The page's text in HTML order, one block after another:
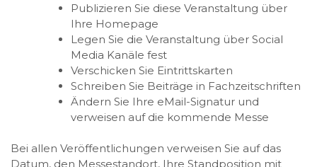
Publizieren Sie diese Veranstaltung über
Ihre Homepage
Legen Sie die Veranstaltung über Social
Media Kanäle fest
Verschicken Sie Eintrittskarten
Schreiben Sie Beiträge in Fachzeitschriften
Ändern Sie Ihre eMail-Signatur und
verweisen auf die kommende Messe
Bei allen Veröffentlichungen verweisen Sie auf das
Datum, den Messestandort, Ihre Standposition mit